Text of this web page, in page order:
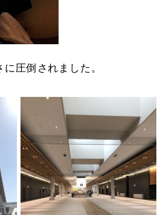
圧倒されました。